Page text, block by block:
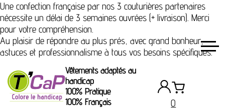
Une confection française par nos 3 couturières partenaires
nécessite un délai de 3 semaines ouvrées (+ livraison). Merci
pour votre compréhension.
Au plaisir de répondre au plus prés, avec grand bonheur,
astuces et professionnalisme à tous vos besoins spécifiques.
Vêtements adaptés au
handicap
100% Pratique
100% Français
0